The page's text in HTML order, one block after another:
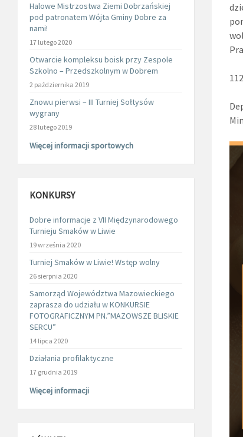
Halowe Mistrzostwa Ziemi Dobrzańskiej
pod patronatem Wójta Gminy Dobre za
nami!
17 lutego 2020
Otwarcie kompleksu boisk przy Zespole
Szkolno – Przedszkolnym w Dobrem
2 października 2019
Znowu pierwsi – III Turniej Sołtysów
wygrany
28 lutego 2019
Więcej informacji sportowych
KONKURSY
Dobre informacje z VII Międzynarodowego
Turnieju Smaków w Liwie
19 września 2020
Turniej Smaków w Liwie! Wstęp wolny
26 sierpnia 2020
Samorząd Województwa Mazowieckiego
zaprasza do udziału w KONKURSIE
FOTOGRAFICZNYM PN.”MAZOWSZE BLISKIE
SERCU”
14 lipca 2020
Działania profilaktyczne
17 grudnia 2019
Więcej informacji